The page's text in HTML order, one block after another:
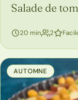
Salade de
20 min 2
AUTOMNE